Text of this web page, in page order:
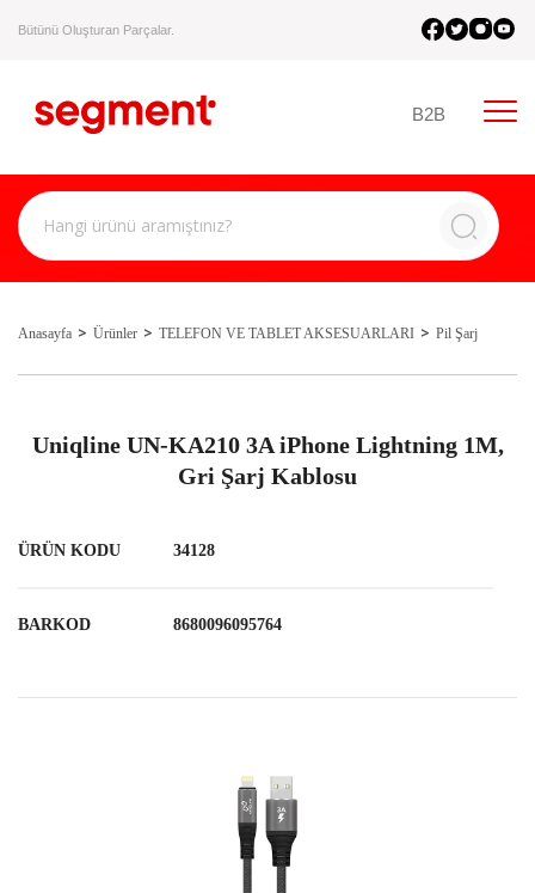
Bütünü Oluşturan Parçalar.
B2B
Anasayfa Ürünler TELEFON VE TABLET AKSESUARLARI Pil Şarj
Uniqline UN-KA210 3A iPhone Lightning 1M,
Gri Şarj Kablosu
ÜRÜN KODU 34128
BARKOD 8680096095764